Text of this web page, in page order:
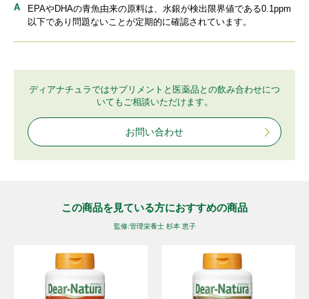
EPAやDHAの青魚由来の原料は、水銀が検出限界値である0.1ppm
以下であり問題ないことが定期的に確認されています。
ディアナチュラではサプリメントと医薬品との飲み合わせにつ
いてもご相談いただけます。
お問い合わせ
この商品を見ている方におすすめの商品
監修:管理栄養士 杉本 恵子